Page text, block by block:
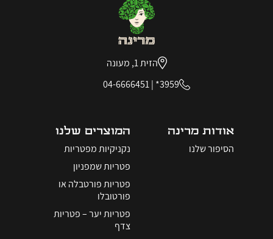
הזית 1, מעונה
3959*
|
04-6666451
אודות מרינה
הסיפור שלנו
המוצרים שלנו
נקניקיות מפטריות
פטריות שמפניון
פטריות פורטבלה או
פורטובלו
פטריות יער – פטריות
צדף